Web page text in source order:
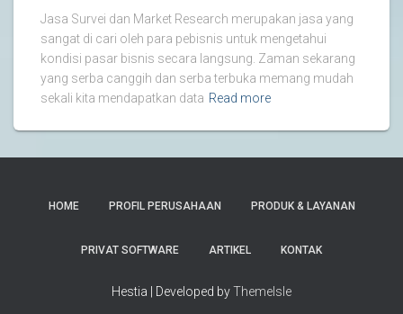
Jasa Survei dan Market Research merupakan jasa yang
sangat di cari oleh para pebisnis untuk mengetahui
kondisi pasar bisnis secara langsung. Zaman sekarang
yang serba canggih dan serba terbuka memang mudah
sekali kita mendapatkan data Read more
HOME PROFIL PERUSAHAAN PRODUK & LAYANAN
PRIVAT SOFTWARE ARTIKEL KONTAK
Hestia | Developed byThemeIsle